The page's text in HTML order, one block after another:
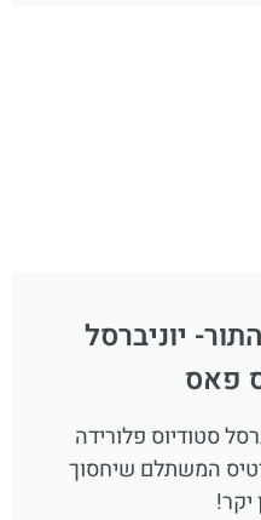
יוניברסל
פאס
סטודיוס פלורידה
המשתלם שיחסוך
יקר!